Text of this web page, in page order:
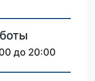
до 20:00